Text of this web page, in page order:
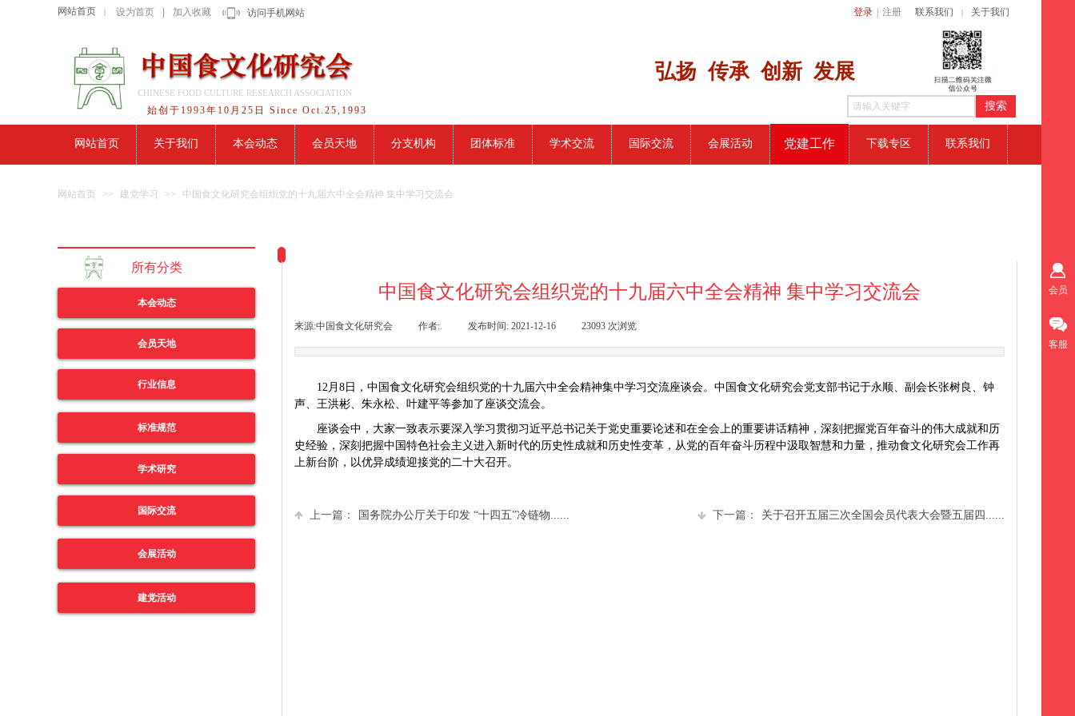
设为首页 加入收藏
网站首页 访问手机网站 登录 注册 联系我们 关于我们
始创于1993年10月25日 Since Oct.25,1993
CHINESE FOOD CULTURE RESEARCH ASSOCIATION
弘扬 传​承 创新 发展
搜索
网站首页 关于我们 本会动态 会员天地 分支机构 团体标准 学术交流 国际交流 会展活动 党建工作 下载专区 联系我们
网站首页 >> 建党学习 >> 中国食文化研究会组织党的十九届六中全会精神 集中学习交流会
所有分类
中国食文化研究会组织党的十九届六中全会精神 集中学习交流会
来源:中国食文化研究会 作者:. 发布时间: 2021-12-16 23093 次浏览
12月8日， 中国食文化研究会组织党的十九届六中全会精神集中学习交流座谈会。 中国食文化研究会党支部书记于永顺、副会长张树良、钟
声、王洪彬、朱永松、叶建平等参加了座谈交流会。
座谈会中，大家一致表示要深入学习贯彻习近平总书记关于党史重要论述和在全会上的重要讲话精神，深刻把握党百年奋斗的伟大成就和历
史经验，深刻把握中国特色社会主义进入新时代的历史性成就和历史性变革，从党的百年奋斗历程中汲取智慧和力量，推动食文化研究会工作再
上新台阶，以优异成绩迎接党的二十大召开。
上一篇： 国务院办公厅关于印发 “十四五”冷链物...... 下一篇： 关于召开五届三次全国会员代表大会暨五届四......
本会动态
会员天地
行业信息
标准规范
学术研究
国际交流
会展活动
建党活动
会员
客服